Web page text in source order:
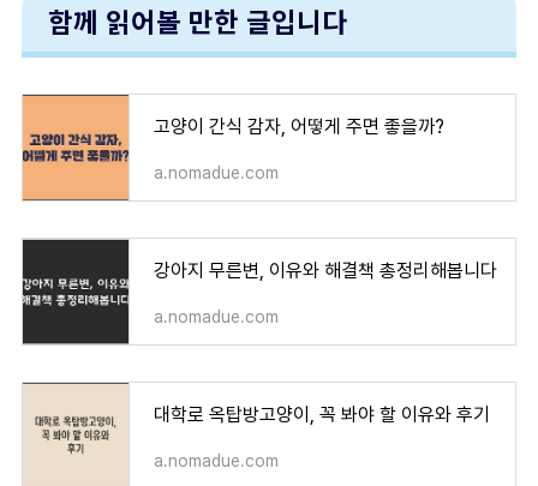
함께 읽어볼 만한 글입니다
고양이 간식 감자, 어떻게 주면 좋을까?
a.nomadue.com
강아지 무른변, 이유와 해결책 총정리해봅니다
a.nomadue.com
대학로 옥탑방고양이, 꼭 봐야 할 이유와 후기
a.nomadue.com